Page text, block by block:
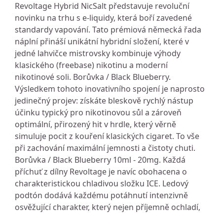
Revoltage Hybrid NicSalt představuje revoluční
novinku na trhu s e-liquidy, která boří zavedené
standardy vapování. Tato prémiová německá řada
náplní přináší unikátní hybridní složení, které v
jedné lahvičce mistrovsky kombinuje výhody
klasického (freebase) nikotinu a moderní
nikotinové soli. Borůvka / Black Blueberry.
Výsledkem tohoto inovativního spojení je naprosto
jedinečný projev: získáte bleskově rychlý nástup
účinku typický pro nikotinovou sůl a zároveň
optimální, přirozený hit v hrdle, který věrně
simuluje pocit z kouření klasických cigaret. To vše
při zachování maximální jemnosti a čistoty chuti.
Borůvka / Black Blueberry 10ml - 20mg. Každá
příchuť z dílny Revoltage je navíc obohacena o
charakteristickou chladivou složku ICE. Ledový
podtón dodává každému potáhnutí intenzivně
osvěžující charakter, který nejen příjemně ochladí,